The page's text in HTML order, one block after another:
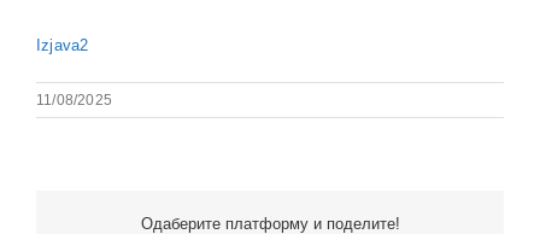
Izjava2
11/08/2025
Одаберите платформу и поделите!